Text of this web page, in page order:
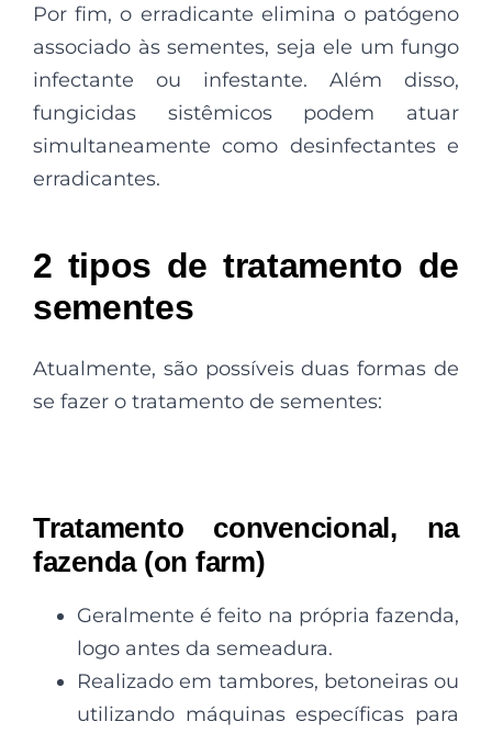
Por fim, o erradicante elimina o patógeno
associado às sementes, seja ele um fungo
infectante ou infestante. Além disso,
fungicidas sistêmicos podem atuar
simultaneamente como desinfectantes e
erradicantes.
2 tipos de tratamento de
sementes
Atualmente, são possíveis duas formas de
se fazer o tratamento de sementes:
Tratamento convencional, na
fazenda (on farm)
Geralmente é feito na própria fazenda,
logo antes da semeadura.
Realizado em tambores, betoneiras ou
utilizando máquinas específicas para